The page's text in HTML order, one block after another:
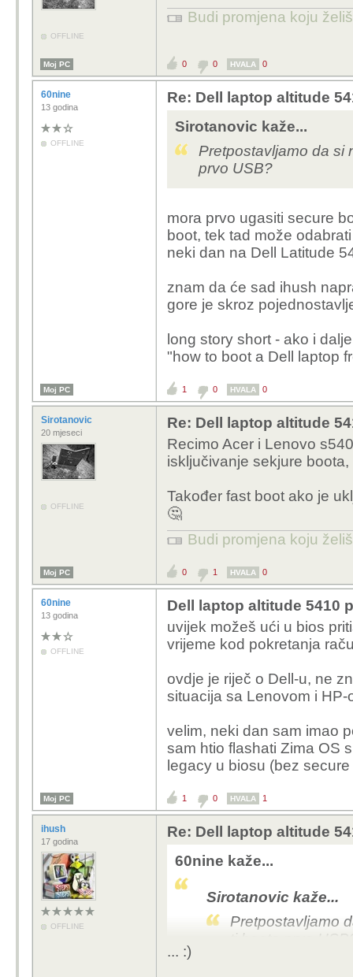
OFFLINE
Budi promjena koju
Moj PC 0 0 HVALA 0
60nine
13 godina
OFFLINE
Re: Dell laptop altitude
Sirotanovic kaže...
Pretpostavljamo da si
prvo USB?
mora prvo ugasiti secure
boot, tek tad može
neki dan na Dell Latitude
znam da će sad ihush
gore je skroz
long story short - ako i
"how to boot a Dell laptop
Moj PC 1 0 HVALA 0
Sirotanovic
20 mjeseci
OFFLINE
Re: Dell laptop altitude
Recimo Acer i Lenovo
isključivanje sekjure
Također fast boot ako je
🤔
Budi promjena koju
Moj PC 0 1 HVALA 0
60nine
13 godina
OFFLINE
Dell laptop altitude 5410
uvijek možeš ući u bios
vrijeme kod pokretanja
ovdje je riječ o Dell-u, ne
situacija sa Lenovom i
velim, neki dan sam imao
sam htio flashati Zima OS
legacy u biosu (bez
Moj PC 1 0 HVALA 1
ihush
17 godina
OFFLINE
Re: Dell laptop altitude
60nine kaže...
Sirotanovic kaže...
Pretpostavljamo
ti boota prvo
... :)